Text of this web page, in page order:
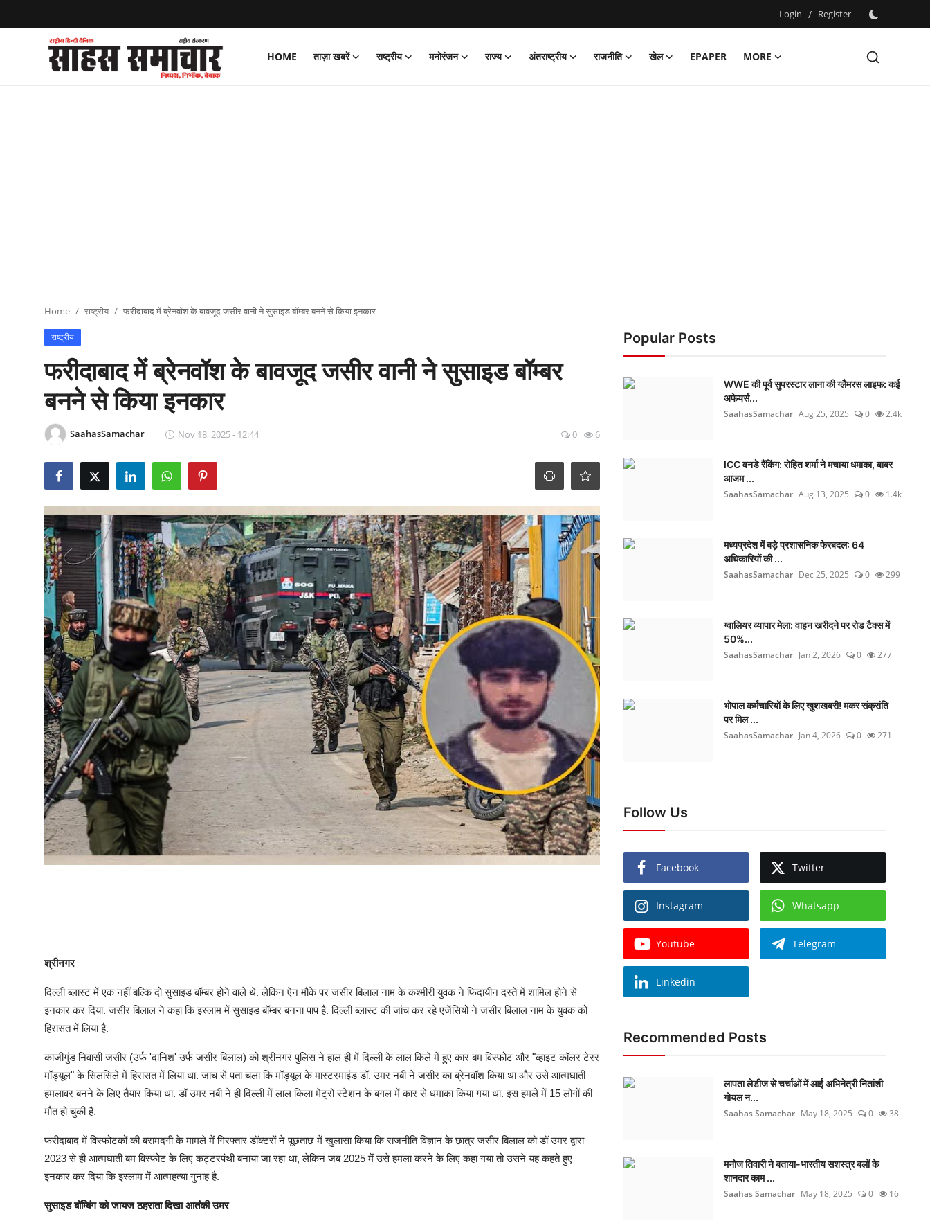
Login / Register
HOME ताज़ा खबरें राष्ट्रीय मनोरंजन राज्य अंतराष्ट्रीय राजनीति खेल EPAPER
MORE
Register
Home राष्ट्रीय फरीदाबाद में ब्रेनवॉश के बावजूद जसीर वानी ने सुसाइड बॉम्बर बनने से किया इनकार
राष्ट्रीय
फरीदाबाद में ब्रेनवॉश के बावजूद जसीर वानी ने सुसाइड बॉम्बर
बनने से किया इनकार
SaahasSamachar Nov 18, 2025 - 12:44 0 6
श्रीनगर
दिल्ली ब्लास्ट में एक नहीं बल्कि दो सुसाइड बॉम्बर होने वाले थे. लेकिन ऐन मौके पर जसीर बिलाल नाम के कश्मीरी युवक ने फिदायीन दस्ते में शामिल होने से
इनकार कर दिया. जसीर बिलाल ने कहा कि इस्लाम में सुसाइड बॉम्बर बनना पाप है. दिल्ली ब्लास्ट की जांच कर रहे एजेंसियों ने जसीर बिलाल नाम के युवक को
हिरासत में लिया है.
काजीगुंड निवासी जसीर (उर्फ 'दानिश' उर्फ जसीर बिलाल) को श्रीनगर पुलिस ने हाल ही में दिल्ली के लाल किले में हुए कार बम विस्फोट और "व्हाइट कॉलर टेरर
मॉड्यूल" के सिलसिले में हिरासत में लिया था. जांच से पता चला कि मॉड्यूल के मास्टरमाइंड डॉ. उमर नबी ने जसीर का ब्रेनवॉश किया था और उसे आत्मघाती
हमलावर बनने के लिए तैयार किया था. डॉ उमर नबी ने ही दिल्ली में लाल किला मेट्रो स्टेशन के बगल में कार से धमाका किया गया था. इस हमले में 15 लोगों की
मौत हो चुकी है.
फरीदाबाद में विस्फोटकों की बरामदगी के मामले में गिरफ्तार डॉक्टरों ने पूछताछ में खुलासा किया कि राजनीति विज्ञान के छात्र जसीर बिलाल को डॉ उमर द्वारा
2023 से ही आत्मघाती बम विस्फोट के लिए कट्टरपंथी बनाया जा रहा था, लेकिन जब 2025 में उसे हमला करने के लिए कहा गया तो उसने यह कहते हुए
इनकार कर दिया कि इस्लाम में आत्महत्या गुनाह है.
सुसाइड बॉम्बिंग को जायज ठहराता दिखा आतंकी उमर
Popular Posts
WWE की पूर्व सुपरस्टार लाना की ग्लैमरस लाइफ: कई
अफेयर्स...
SaahasSamachar Aug 25, 2025 0 2.4k
ICC वनडे रैंकिंग: रोहित शर्मा ने मचाया धमाका, बाबर
आजम ...
SaahasSamachar Aug 13, 2025 0 1.4k
मध्यप्रदेश में बड़े प्रशासनिक फेरबदल: 64
अधिकारियों की ...
SaahasSamachar Dec 25, 2025 0 299
ग्वालियर व्यापार मेला: वाहन खरीदने पर रोड टैक्स में
50%...
SaahasSamachar Jan 2, 2026 0 277
भोपाल कर्मचारियों के लिए खुशखबरी! मकर संक्रांति
पर मिल ...
SaahasSamachar Jan 4, 2026 0 271
Follow Us
Facebook Twitter
Instagram Whatsapp
Youtube Telegram
Linkedin
Recommended Posts
लापता लेडीज से चर्चाओं में आईं अभिनेत्री नितांशी
गोयल न...
Saahas Samachar May 18, 2025 0 38
मनोज तिवारी ने बताया-भारतीय सशस्त्र बलों के
शानदार काम ...
Saahas Samachar May 18, 2025 0 16